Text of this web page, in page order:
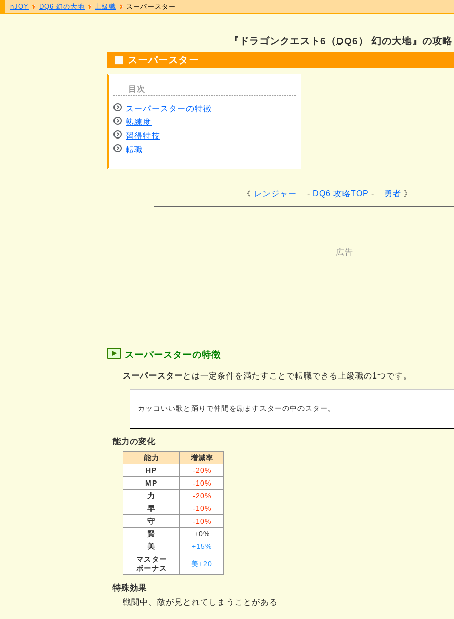
『ドラゴンクエスト6（DQ6 ） 幻の大地』の攻略
スーパースター
スーパースターの特徴
熟練度
習得特技
転職
レンジャー DQ6 攻略TOP 勇者
スーパースターの特徴
スーパースターとは一定条件を満たすことで転職できる上級職の1つです。
カッコいい歌と踊りで仲間を励ますスターの中のスター。
能力の変化
能力
増減率
HP
-20%
MP
-10%
力
-20%
早
-10%
守
-10%
賢
±0%
美
+15%
マスター
ボーナス
美+20
特殊効果
戦闘中、敵が見とれてしまうことがある
nJOY DQ6 幻の大地 上級職 スーパースター